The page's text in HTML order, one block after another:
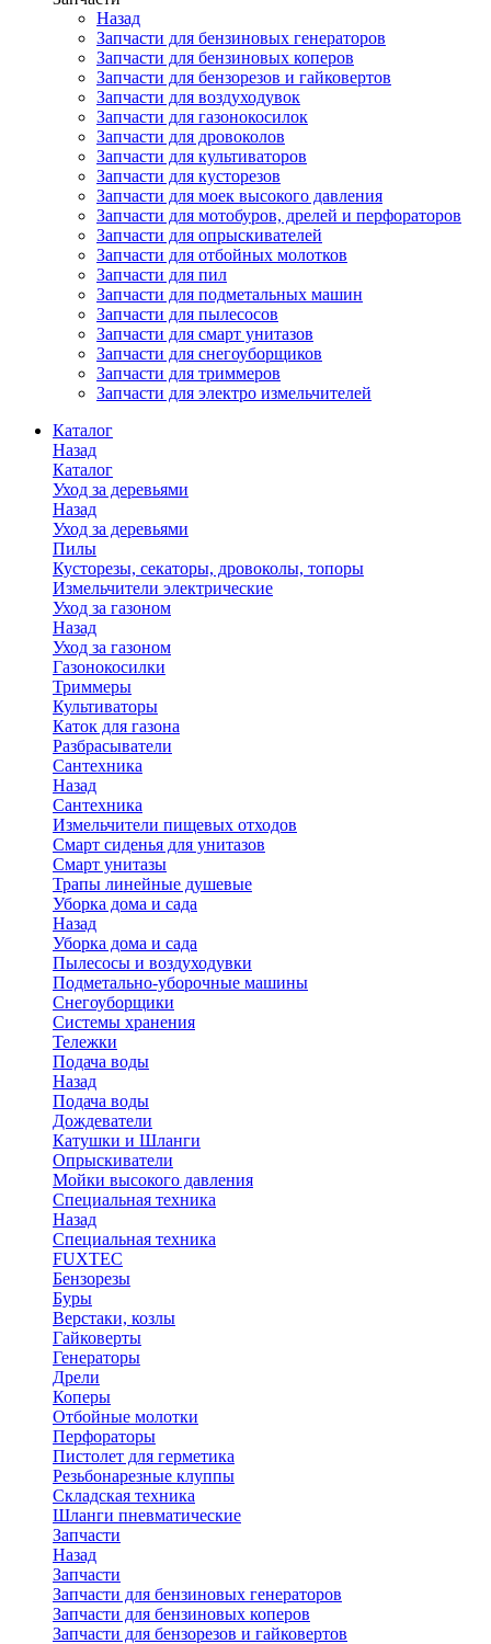
Назад
Запчасти для бензиновых генераторов
Запчасти для бензиновых коперов
Запчасти для бензорезов и гайковертов
Запчасти для воздуходувок
Запчасти для газонокосилок
Запчасти для дровоколов
Запчасти для культиваторов
Запчасти для кусторезов
Запчасти для моек высокого давления
Запчасти для мотобуров, дрелей и перфораторов
Запчасти для опрыскивателей
Запчасти для отбойных молотков
Запчасти для пил
Запчасти для подметальных машин
Запчасти для пылесосов
Запчасти для смарт унитазов
Запчасти для снегоуборщиков
Запчасти для триммеров
Запчасти для электро измельчителей
Каталог
Назад
Каталог
Уход за деревьями
Назад
Уход за деревьями
Пилы
Кусторезы, секаторы, дровоколы, топоры
Измельчители электрические
Уход за газоном
Назад
Уход за газоном
Газонокосилки
Триммеры
Культиваторы
Каток для газона
Разбрасыватели
Сантехника
Назад
Сантехника
Измельчители пищевых отходов
Смарт сиденья для унитазов
Смарт унитазы
Трапы линейные душевые
Уборка дома и сада
Назад
Уборка дома и сада
Пылесосы и воздуходувки
Подметально-уборочные машины
Снегоуборщики
Системы хранения
Тележки
Подача воды
Назад
Подача воды
Дождеватели
Катушки и Шланги
Опрыскиватели
Мойки высокого давления
Специальная техника
Назад
Специальная техника
FUXTEC
Бензорезы
Буры
Верстаки, козлы
Гайковерты
Генераторы
Дрели
Коперы
Отбойные молотки
Перфораторы
Пистолет для герметика
Резьбонарезные клуппы
Складская техника
Шланги пневматические
Запчасти
Назад
Запчасти
Запчасти для бензиновых генераторов
Запчасти для бензиновых коперов
Запчасти для бензорезов и гайковертов